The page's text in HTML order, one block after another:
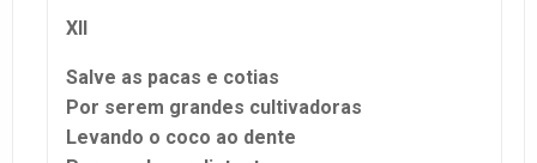
XII
Salve as pacas e cotias
Por serem grandes cultivadoras
Levando o coco ao dente